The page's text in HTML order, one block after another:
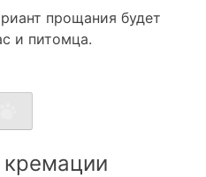
прощания будет
и питомца.
кремации